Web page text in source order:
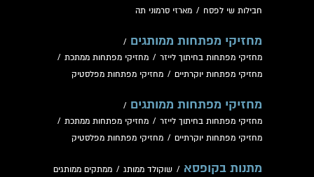
חבילות שי לפסח / מארזי סרמוני תה
מחזיקי מפתחות ממותגים /
מחזיקי מפתחות בחיתוך לייזר / מחזיקי מפתחות ממתכת /
מחזיקי מפתחות יוקרתיים / מחזיקי מפתחות מפלסטיק
מחזיקי מפתחות ממותגים /
מחזיקי מפתחות בחיתוך לייזר / מחזיקי מפתחות ממתכת /
מחזיקי מפתחות יוקרתיים / מחזיקי מפתחות מפלסטיק
מתנות בקופסא / שוקולד ממותג / ממתקים ממותגים